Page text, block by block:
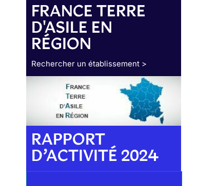
FRANCE TERRE
D'ASILE EN
RÉGION
Rechercher un établissement >
RAPPORT
D’ACTIVITÉ 2024